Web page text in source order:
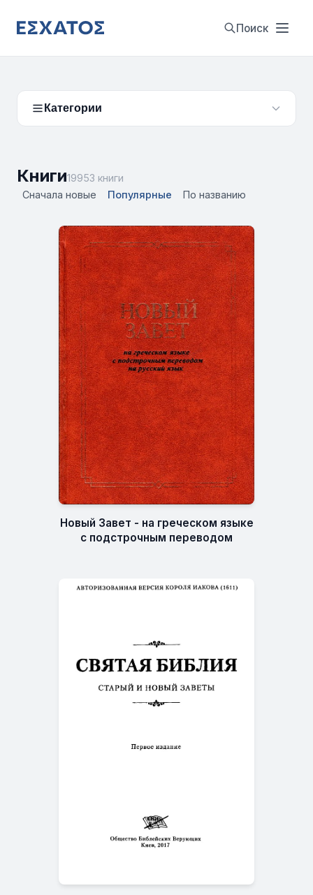
Поиск
Категории
Книги19953 книги
Сначала новые
Популярные По названию
Новый Завет - на греческом языке
с подстрочным переводом